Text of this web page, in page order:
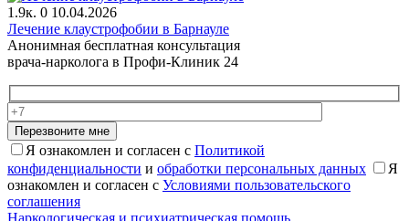
1.9к. 0 10.04.2026
Лечение клаустрофобии в Барнауле
Анонимная бесплатная консультация
врача-нарколога в Профи-Клиник 24
Перезвоните мне
Я ознакомлен и согласен с Политикой
конфиденциальности и обработки персональных данных
Я
ознакомлен и согласен с Условиями пользовательского
соглашения